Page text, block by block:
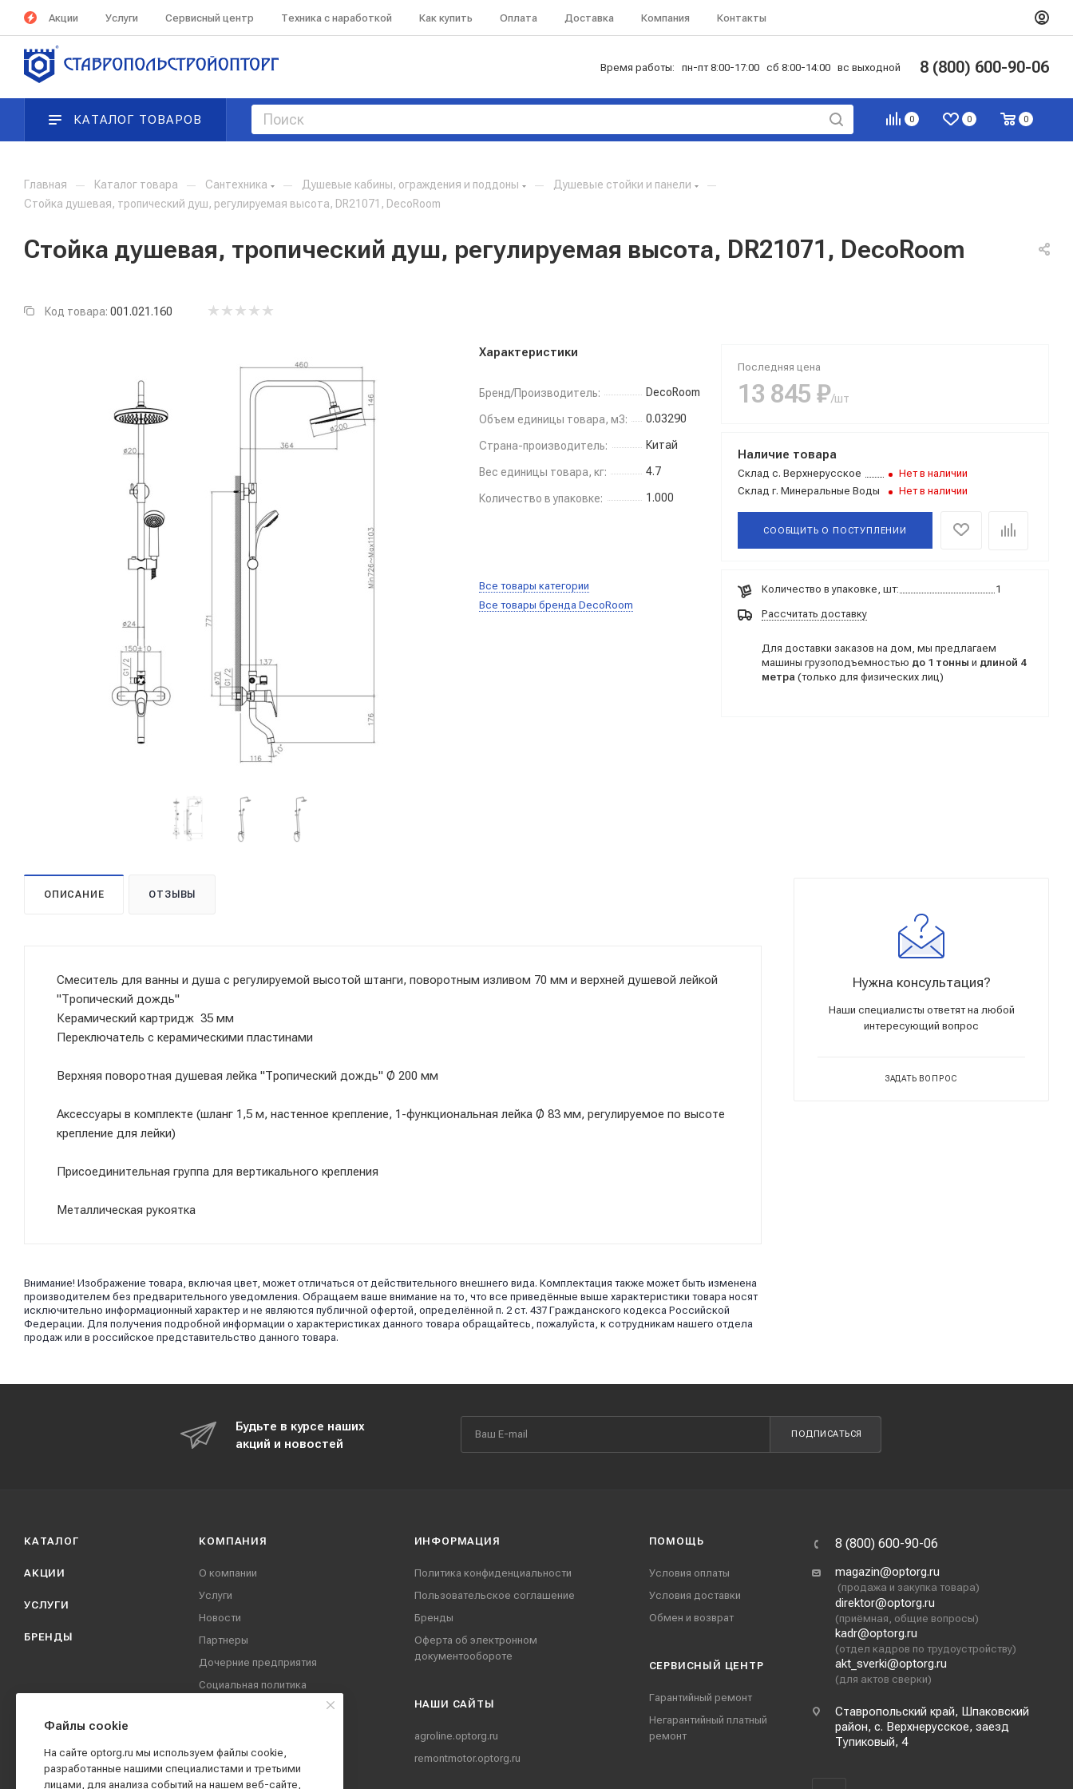
Акции Услуги Сервисный центр Техника с наработкой Как купить Оплата Доставка Компания Контакты
Время работы: пн-пт 8:00-17:00 сб 8:00-14:00 вс выходной 8 (800) 600-90-06
0 0 0
КАТАЛОГ ТОВАРОВ
Главная — Каталог товара — Сантехника — Душевые кабины, ограждения и поддоны — Душевые стойки и панели —
Стойка душевая, тропический душ, регулируемая высота, DR21071, DecoRoom
Стойка душевая, тропический душ, регулируемая высота, DR21071, DecoRoom
Код товара: 001.021.160
Характеристики
Бренд/Производитель: DecoRoom
Объем единицы товара, м3: 0.03290
Страна-производитель: Китай
Вес единицы товара, кг: 4.7
Количество в упаковке: 1.000
Все товары категории
Все товары бренда DecoRoom
Последняя цена
13 845 ₽/шт
Наличие товара
Склад с. Верхнерусское
Нет в наличии
Склад г. Минеральные Воды Нет в наличии
СООБЩИТЬ О ПОСТУПЛЕНИИ
Количество в упаковке, шт: 1
Рассчитать доставку
Для доставки заказов на дом, мы предлагаем
машины грузоподъемностью до 1 тонны и длиной 4
метра (только для физических лиц)
ОПИСАНИЕ ОТЗЫВЫ
Смеситель для ванны и душа с регулируемой высотой штанги, поворотным изливом 70 мм и верхней душевой лейкой
"Тропический дождь"
Керамический картридж 35 мм
Переключатель с керамическими пластинами
Верхняя поворотная душевая лейка "Тропический дождь" Ø 200 мм
Аксессуары в комплекте (шланг 1,5 м, настенное крепление, 1-функциональная лейка Ø 83 мм, регулируемое по высоте
крепление для лейки)
Присоединительная группа для вертикального крепления
Металлическая рукоятка
Внимание! Изображение товара, включая цвет, может отличаться от действительного внешнего вида. Комплектация также может быть изменена
производителем без предварительного уведомления. Обращаем ваше внимание на то, что все приведённые выше характеристики товара носят
исключительно информационный характер и не являются публичной офертой, определённой п. 2 ст. 437 Гражданского кодекса Российской
Федерации. Для получения подробной информации о характеристиках данного товара обращайтесь, пожалуйста, к сотрудникам нашего отдела
продаж или в российское представительство данного товара.
Нужна консультация?
Наши специалисты ответят на любой
интересующий вопрос
ЗАДАТЬ ВОПРОС
Будьте в курсе наших
акций и новостей
ПОДПИСАТЬСЯ
КАТАЛОГ
АКЦИИ
УСЛУГИ
БРЕНДЫ
КОМПАНИЯ
О компании
Услуги
Новости
Партнеры
Дочерние предприятия
Социальная политика
Вакансии
Реквизиты
ИНФОРМАЦИЯ
Политика конфиденциальности
Пользовательское соглашение
Бренды
Оферта об электронном
документообороте
НАШИ CАЙТЫ
agroline.optorg.ru
remontmotor.optorg.ru
ПОМОЩЬ
Условия оплаты
Условия доставки
Обмен и возврат
СЕРВИСНЫЙ ЦЕНТР
Гарантийный ремонт
Негарантийный платный
ремонт
8 (800) 600-90-06
magazin@optorg.ru
(продажа и закупка товара)
direktor@optorg.ru
(приёмная, общие вопросы)
kadr@optorg.ru
(отдел кадров по трудоустройству)
akt_sverki@optorg.ru
(для актов сверки)
Ставропольский край, Шпаковский
район, с. Верхнерусское, заезд
Тупиковый, 4
Файлы cookie
На сайте optorg.ru мы используем файлы cookie,
разработанные нашими специалистами и третьими
лицами, для анализа событий на нашем веб-сайте,